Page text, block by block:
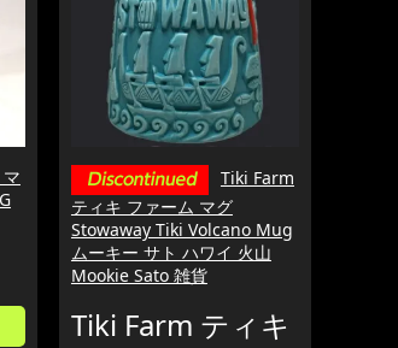
Tiki Farm
ティキ ファーム マグ
Stowaway Tiki Volcano Mug
ムーキー サト ハワイ 火山
Mookie Sato 雑貨
Tiki Farm ティキ